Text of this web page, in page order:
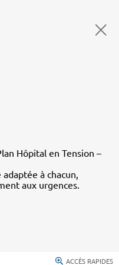
Hôpital en Tension –
à chacun,
aux urgences.
ACCÈS RAPIDES